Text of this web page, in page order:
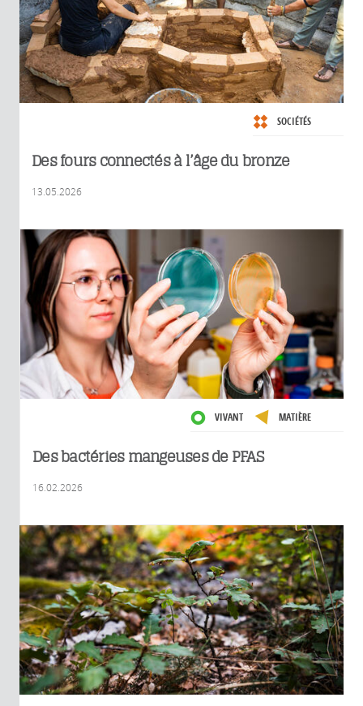
SOCIÉTÉS
Des fours connectés à l’âge du bronze
13.05.2026
VIVANT MATIÈRE
Des bactéries mangeuses de PFAS
16.02.2026